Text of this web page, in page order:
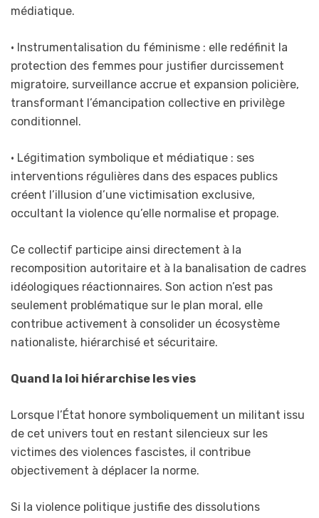
médiatique.
• Instrumentalisation du féminisme : elle redéfinit la
protection des femmes pour justifier durcissement
migratoire, surveillance accrue et expansion policière,
transformant l’émancipation collective en privilège
conditionnel.
• Légitimation symbolique et médiatique : ses
interventions régulières dans des espaces publics
créent l’illusion d’une victimisation exclusive,
occultant la violence qu’elle normalise et propage.
Ce collectif participe ainsi directement à la
recomposition autoritaire et à la banalisation de cadres
idéologiques réactionnaires. Son action n’est pas
seulement problématique sur le plan moral, elle
contribue activement à consolider un écosystème
nationaliste, hiérarchisé et sécuritaire.
Quand la loi hiérarchise les vies
Lorsque l’État honore symboliquement un militant issu
de cet univers tout en restant silencieux sur les
victimes des violences fascistes, il contribue
objectivement à déplacer la norme.
Si la violence politique justifie des dissolutions